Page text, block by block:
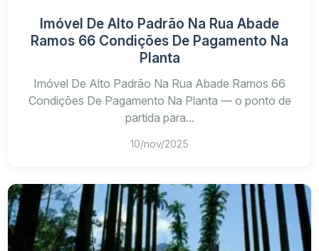
Imóvel De Alto Padrão Na Rua Abade
Ramos 66 Condições De Pagamento Na
Planta
Imóvel De Alto Padrão Na Rua Abade Ramos 66
Condições De Pagamento Na Planta — o ponto de
partida para...
10/nov/2025